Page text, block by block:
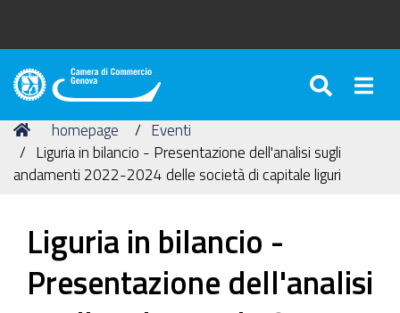
Camera
Commercio
di
Genova
Tu
sei
qui:
Home
homepage
Eventi
Liguria in bilancio - Presentazione dell'analisi sugli
andamenti 2022-2024 delle società di capitale liguri
Liguria in bilancio -
Presentazione dell'analisi